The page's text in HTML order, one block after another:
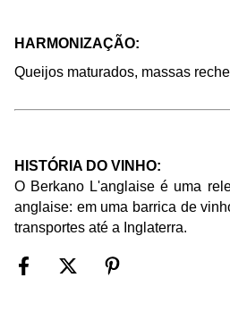
HARMONIZAÇÃO:
Queijos maturados, massas
HISTÓRIA DO VINHO:
O Berkano L'anglaise é uma
anglaise: em uma barrica de
transportes até a Inglaterra.